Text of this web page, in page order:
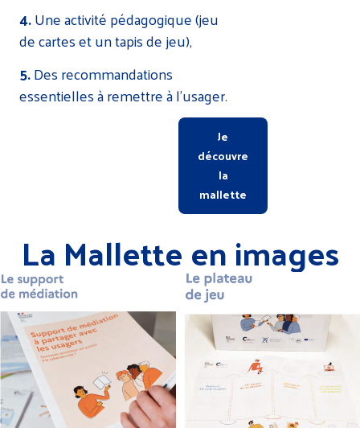
4.Une activité pédagogique (jeu
de cartes et un tapis de jeu),
5.Des recommandations
essentielles à remettre à l’usager.
Je
découvre
la
mallette
La Mallette en images